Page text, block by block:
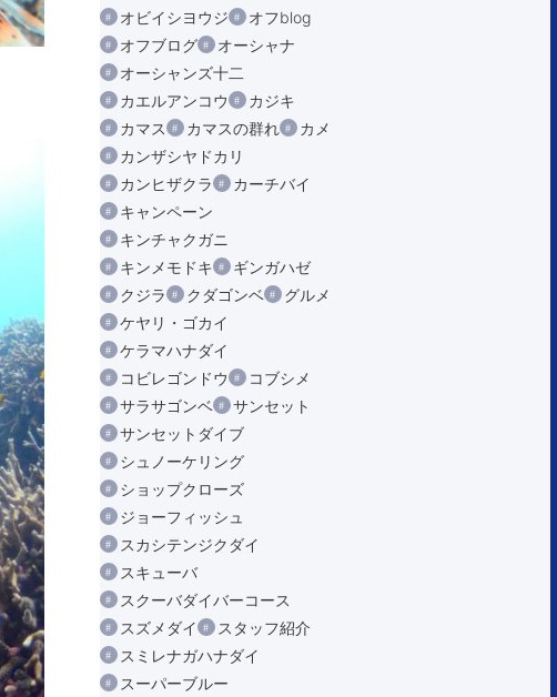
オビイシヨウジ
オフblog
オフブログ
オーシャナ
オーシャンズ十二
カエルアンコウ
カジキ
カマス
カマスの群れ
カメ
カンザシヤドカリ
カンヒザクラ
カーチバイ
キャンペーン
キンチャクガニ
キンメモドキ
ギンガハゼ
クジラ
クダゴンベ
グルメ
ケヤリ・ゴカイ
ケラマハナダイ
コビレゴンドウ
コブシメ
サラサゴンベ
サンセット
サンセットダイブ
シュノーケリング
ショップクローズ
ジョーフィッシュ
スカシテンジクダイ
スキューバ
スクーバダイバーコース
スズメダイ
スタッフ紹介
スミレナガハナダイ
スーパーブルー